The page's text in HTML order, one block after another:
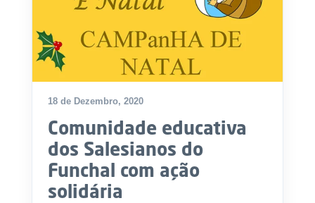
18 de Dezembro, 2020
Comunidade educativa
dos Salesianos do
Funchal com ação
solidária